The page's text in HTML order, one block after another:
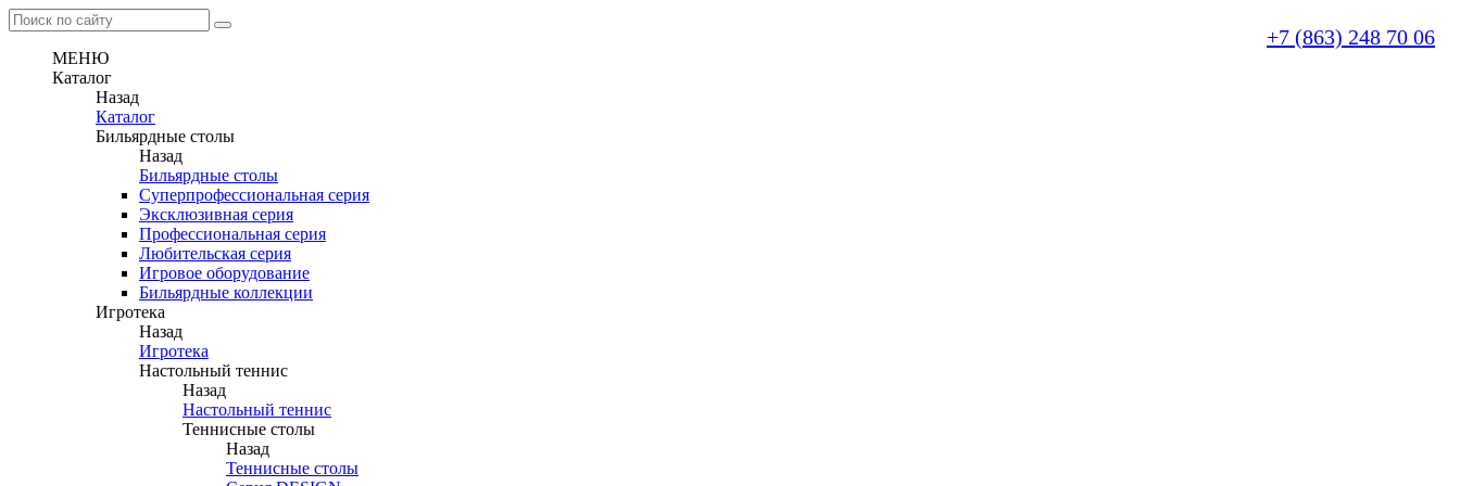
+7 (863) 248 70 06
МЕНЮ
Каталог
Назад
Каталог
Бильярдные столы
Назад
Бильярдные столы
Суперпрофессиональная серия
Эксклюзивная серия
Профессиональная серия
Любительская серия
Игровое оборудование
Бильярдные коллекции
Игротека
Назад
Игротека
Настольный теннис
Назад
Настольный теннис
Теннисные столы
Назад
Теннисные столы